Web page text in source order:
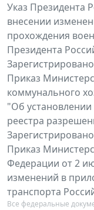
Указ Президента
внесении
прохождения
Президента
Приказ
коммунального
"Об
реестра
Приказ
Федерации от 2
изменений в
транспорта
Все федеральные